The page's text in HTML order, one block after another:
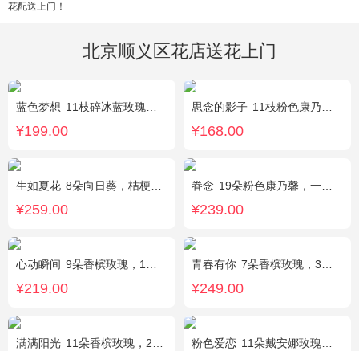
花配送上门！
北京顺义区花店送花上门
蓝色梦想 11枝碎冰蓝玫瑰，洋甘菊和尤加利叶适量搭配
¥199.00
思念的影子 11枝粉色康乃馨，黄莺、勿忘我间插点缀
¥168.00
生如夏花 8朵向日葵，桔梗、红豆、绿叶搭配
¥259.00
眷念 19朵粉色康乃馨，一条灯带，满天星、绿叶搭配
¥239.00
心动瞬间 9朵香槟玫瑰，1个蓝色绣球，1支多头白百合，桔梗、绿叶搭配
¥219.00
青春有你 7朵香槟玫瑰，3朵向日葵，一个绣球，桔梗、配花、配草搭配
¥249.00
满满阳光 11朵香槟玫瑰，2朵向日葵，1个蓝色绣球，配花、桔梗、绿叶搭配 粉色爱恋 11朵戴安娜玫瑰，满天星、绿叶搭配